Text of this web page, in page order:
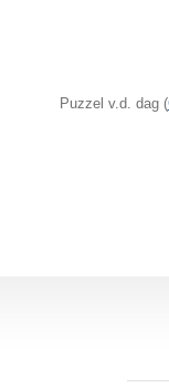
Puzzel v.d. dag (